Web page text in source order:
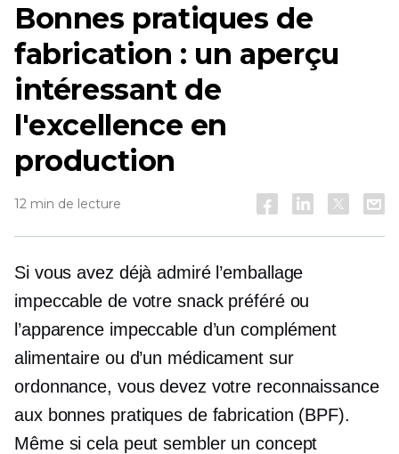
Bonnes pratiques de
fabrication : un aperçu
intéressant de
l'excellence en
production
12 min de lecture
Si vous avez déjà admiré l’emballage
impeccable de votre snack préféré ou
l’apparence impeccable d’un complément
alimentaire ou d’un médicament sur
ordonnance, vous devez votre reconnaissance
aux bonnes pratiques de fabrication (BPF).
Même si cela peut sembler un concept